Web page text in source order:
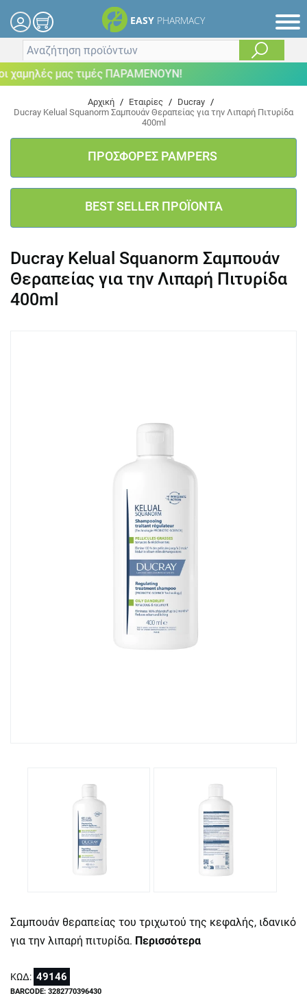
EASY PHARMACY
μας τιμές ΠΑΡΑΜΕΝΟΥΝ!
Αρχική / Εταιρίες / Ducray /
Ducray Kelual Squanorm Σαμπουάν Θεραπείας για την Λιπαρή Πιτυρίδα
400ml
ΠΡΟΣΦΟΡΕΣ PAMPERS
BEST SELLER ΠΡΟΪΟΝΤΑ
Ducray Kelual Squanorm Σαμπουάν
Θεραπείας για την Λιπαρή Πιτυρίδα
400ml
Σαμπουάν θεραπείας του τριχωτού της κεφαλής, ιδανικό
για την λιπαρή πιτυρίδα. Περισσότερα
ΚΩΔ: 49146
BARCODE: 3282770396430